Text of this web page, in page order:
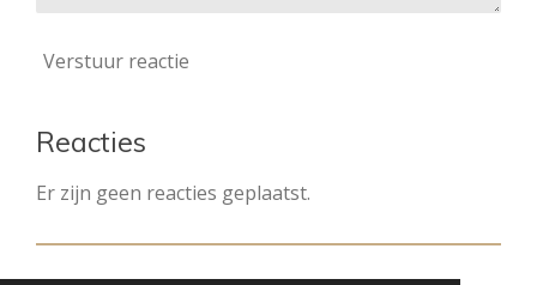
Verstuur reactie
Reacties
Er zijn geen reacties geplaatst.